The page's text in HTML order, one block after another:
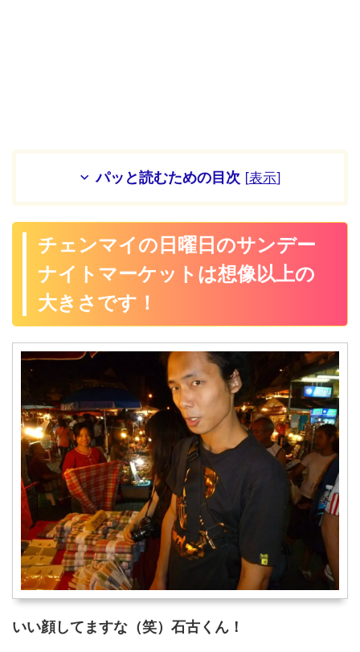
パッと読むための目次 [表示]
チェンマイの日曜日のサンデー
ナイトマーケットは想像以上の
大きさです！
いい顔してますな（笑）石古くん！